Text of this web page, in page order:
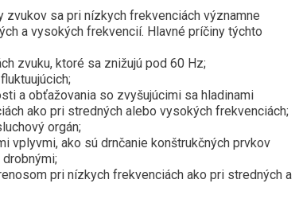
zvukov sa pri nízkych frekvenciách významne
a vysokých frekvencií. Hlavné príčiny týchto
zvuku, ktoré sa znižujú pod 60 Hz;
a obťažovania so zvyšujúcimi sa hladinami
ako pri stredných alebo vysokých frekvenciách;
orgán;
vplyvmi, ako sú drnčanie konštrukčných prvkov
pri nízkych frekvenciách ako pri stredných a